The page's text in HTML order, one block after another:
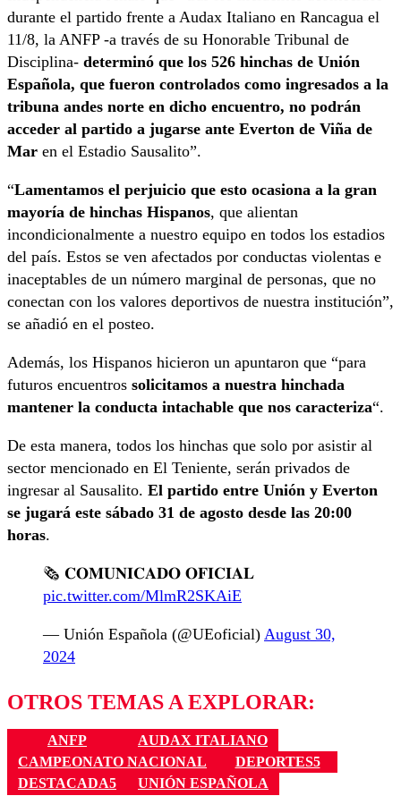
durante el partido frente a Audax Italiano en Rancagua el
11/8, la ANFP -a través de su Honorable Tribunal de
Disciplina- determinó que los 526 hinchas de Unión
Española, que fueron controlados como ingresados a la
tribuna andes norte en dicho encuentro, no podrán
acceder al partido a jugarse ante Everton de Viña de
Mar en el Estadio Sausalito”.
“Lamentamos el perjuicio que esto ocasiona a la gran
mayoría de hinchas Hispanos, que alientan
incondicionalmente a nuestro equipo en todos los estadios
del país. Estos se ven afectados por conductas violentas e
inaceptables de un número marginal de personas, que no
conectan con los valores deportivos de nuestra institución”,
se añadió en el posteo.
Además, los Hispanos hicieron un apuntaron que “para
futuros encuentros solicitamos a nuestra hinchada
mantener la conducta intachable que nos caracteriza“.
De esta manera, todos los hinchas que solo por asistir al
sector mencionado en El Teniente, serán privados de
ingresar al Sausalito. El partido entre Unión y Everton
se jugará este sábado 31 de agosto desde las 20:00
horas.
🗞️ 𝐂𝐎𝐌𝐔𝐍𝐈𝐂𝐀𝐃𝐎 𝐎𝐅𝐈𝐂𝐈𝐀𝐋
pic.twitter.com/MlmR2SKAiE
— Unión Española (@UEoficial) August 30,
2024
OTROS TEMAS A EXPLORAR:
ANFP
AUDAX ITALIANO
CAMPEONATO NACIONAL
DEPORTES5
DESTACADA5
UNIÓN ESPAÑOLA